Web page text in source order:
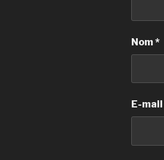
Nom*
E-mail